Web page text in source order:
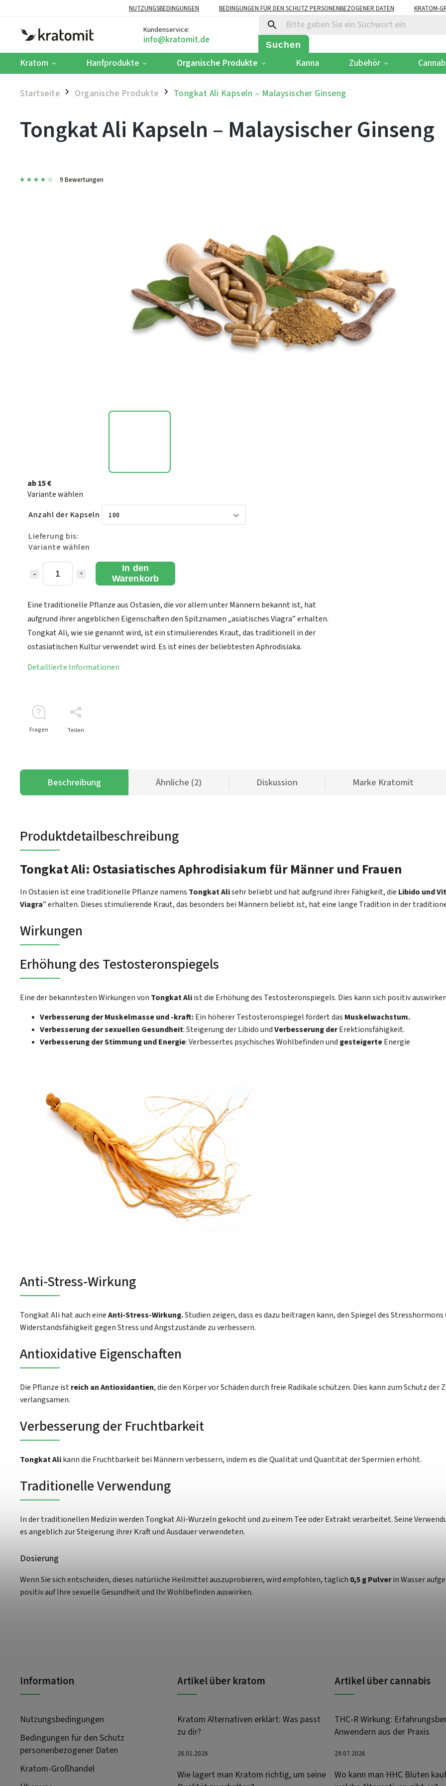
NUTZUNGSBEDINGUNGEN BEDINGUNGEN FÜR DEN SCHUTZ PERSONENBEZOGENER DATEN KRATOM-
Kundenservice:
Suchen
Kratom Hanfprodukte Organische Produkte Kanna Zubehör
Startseite / Organische Produkte / Tongkat Ali Kapseln – Malaysischer Ginseng
Tongkat Ali Kapseln – Malaysischer Ginseng
9 Bewertungen
ab15 €
Variante wählen
Anzahl der Kapseln
Lieferung bis:
Variante wählen
In den
Warenkorb
Eine traditionelle Pflanze aus Ostasien, die vor allem unter Männern bekannt ist, hat
aufgrund ihrer angeblichen Eigenschaften den Spitznamen „asiatisches Viagra” erhalten.
Tongkat Ali, wie sie genannt wird, ist ein stimulierendes Kraut, das traditionell in der
ostasiatischen Kultur verwendet wird. Es ist eines der beliebtesten Aphrodisiaka.
Detaillierte Informationen
Fragen Teilen
Beschreibung Ähnliche (2) Diskussion Marke Kratomit
Produktdetailbeschreibung
Tongkat Ali: Ostasiatisches Aphrodisiakum für Männer und Frauen
In Ostasien ist eine traditionelle Pflanze namens Tongkat Alisehr beliebt und hat aufgrund ihrer Fähigkeit, die Libido und
Viagra” erhalten. Dieses stimulierende Kraut, das besonders bei Männern beliebt ist, hat eine lange Tradition in der
Wirkungen
Erhöhung des Testosteronspiegels
Eine der bekanntesten Wirkungen von Tongkat Aliist die Erhöhung des Testosteronspiegels. Dies kann sich positiv
Verbesserung der Muskelmasse und -kraft:Ein höherer Testosteronspiegel fördert das Muskelwachstum.
Verbesserung der sexuellen Gesundheit: Steigerung der Libido undVerbesserung derErektionsfähigkeit.
Verbesserung der Stimmung und Energie: Verbessertes psychisches Wohlbefinden und gesteigerteEnergie
Anti-Stress-Wirkung
Tongkat Ali hat auch eineAnti-Stress-Wirkung.Studien zeigen, dass es dazu beitragen kann, den Spiegel des
Widerstandsfähigkeit gegen Stress und Angstzustände zu verbessern.
Antioxidative Eigenschaften
Die Pflanze istreich an Antioxidantien, die den Körper vor Schäden durch freie Radikale schützen. Dies kann zum Schutz
verlangsamen.
Verbesserung der Fruchtbarkeit
Tongkat Alikann die Fruchtbarkeit bei Männern verbessern, indem es die Qualität und Quantität der Spermien erhöht.
Traditionelle Verwendung
In der traditionellen Medizin werden Tongkat Ali-Wurzeln gekocht und zu einem Tee oder Extrakt verarbeitet. Seine
es angeblich zur Steigerung ihrer Kraft und Ausdauer verwendeten.
Dosierung
Wenn Sie sich entscheiden, dieses natürliche Heilmittel auszuprobieren, wird empfohlen, täglich 0,5 g Pulverin Wasser
positiv auf Ihre sexuelle Gesundheit und Ihr Wohlbefinden auswirken.
Information
Nutzungsbedingungen
Bedingungen für den Schutz
personenbezogener Daten
Kratom-Großhandel
Artikel über kratom
Kratom Alternativen erklärt: Was passt
zu dir?
28.01.2026
Wie lagert man Kratom richtig, um seine
Artikel über cannabis
THC-R Wirkung:
Anwendern aus der Praxis
29.07.2026
Wo kann man HHC Blüten